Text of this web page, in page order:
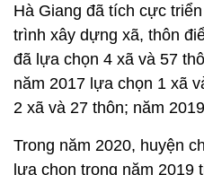
Hà Giang đã tích cực
trình xây dựng xã, thôn
đã lựa chọn 4 xã và 57
năm 2017 lựa chọn 1 xã
2 xã và 27 thôn; năm
Trong năm 2020, huyện
lựa chọn trong năm 2019